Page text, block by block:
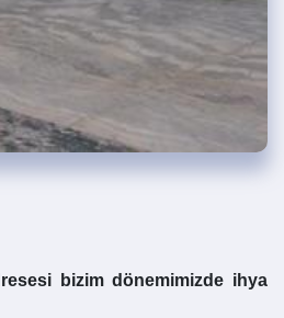
bizim dönemimizde ihya